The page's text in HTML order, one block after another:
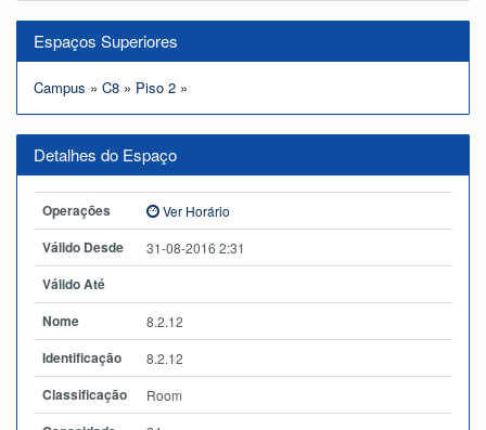
Espaços Superiores
Campus » C8 » Piso 2 »
Detalhes do Espaço
Operações Ver Horário
Válido Desde 31-08-2016 2:31
Válido Até
Nome
8.2.12
Identificação 8.2.12
Classificação Room